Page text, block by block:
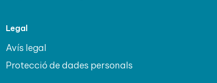
Legal
Avís legal
Protecció de dades personals